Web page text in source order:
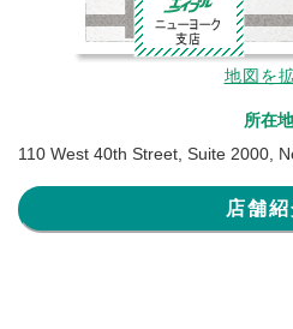
地図を
所在地
110 West 40th Street, Suite 2000,
店舗